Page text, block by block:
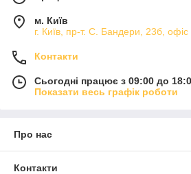
м. Київ
г. Київ, пр-т. С. Бандери, 23б,
Контакти
Сьогодні працює з 09:00 до
Показати весь графік роботи
Про нас
Контакти